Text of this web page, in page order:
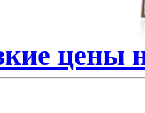
цены